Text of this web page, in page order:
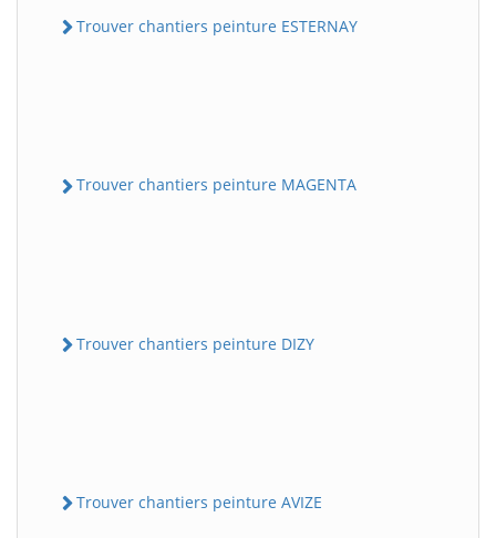
Trouver chantiers peinture ESTERNAY
Trouver chantiers peinture MAGENTA
Trouver chantiers peinture DIZY
Trouver chantiers peinture AVIZE